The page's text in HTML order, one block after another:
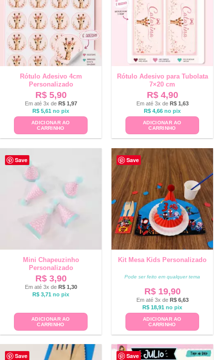
Rótulo Adesivo 4cm
Personalizado
R$5,90
Em até 3x de R$1,97
R$ 5,61 no pix
ADICIONAR AO
CARRINHO
Rótulo Adesivo para Tubolata
7×20 cm
R$4,90
Em até 3x de R$1,63
R$ 4,66 no pix
ADICIONAR AO
CARRINHO
Save
Mini Chapeuzinho
Personalizado
R$3,90
Em até 3x de R$1,30
R$ 3,71 no pix
ADICIONAR AO
CARRINHO
Save
Kit Mesa Kids Personalizado
Pode ser feito em qualquer tema
R$19,90
Em até 3x de R$6,63
R$ 18,91 no pix
ADICIONAR AO
CARRINHO
Save Save